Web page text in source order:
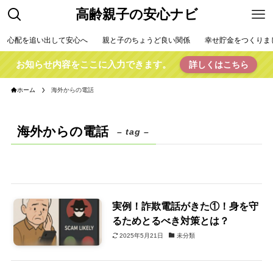
高齢親子の安心ナビ
心配を追い出して安心へ 親と子のちょうど良い関係 幸せ貯金をつくりま
お知らせ内容をここに入力できます。 詳しくはこちら
ホーム 海外からの電話
海外からの電話 – tag –
実例！詐欺電話がきた①！身を守
るためとるべき対策とは？
2025年5月21日 未分類